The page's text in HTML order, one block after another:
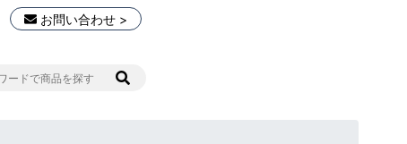
お問い合わせ >